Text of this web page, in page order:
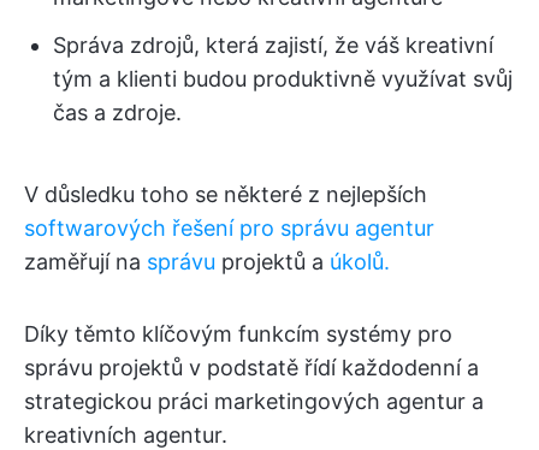
Správa zdrojů, která zajistí, že váš kreativní
tým a klienti budou produktivně využívat svůj
čas a zdroje.
V důsledku toho se některé z nejlepších
softwarových řešení pro správu agentur
zaměřují na správu projektů a úkolů.
Díky těmto klíčovým funkcím systémy pro
správu projektů v podstatě řídí každodenní a
strategickou práci marketingových agentur a
kreativních agentur.